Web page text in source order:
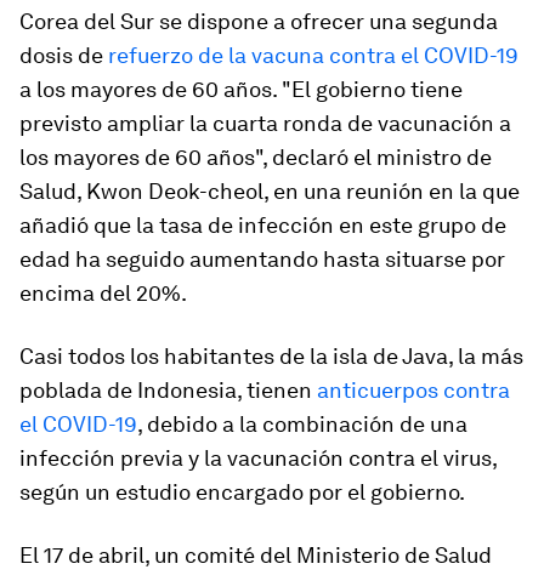
Corea del Sur se dispone a ofrecer una segunda
dosis de refuerzo de la vacuna contra el COVID-19
a los mayores de 60 años. "El gobierno tiene
previsto ampliar la cuarta ronda de vacunación a
los mayores de 60 años", declaró el ministro de
Salud, Kwon Deok-cheol, en una reunión en la que
añadió que la tasa de infección en este grupo de
edad ha seguido aumentando hasta situarse por
encima del 20%.
Casi todos los habitantes de la isla de Java, la más
poblada de Indonesia, tienen anticuerpos contra
el COVID-19, debido a la combinación de una
infección previa y la vacunación contra el virus,
según un estudio encargado por el gobierno.
El 17 de abril, un comité del Ministerio de Salud